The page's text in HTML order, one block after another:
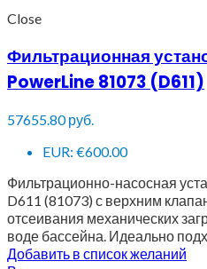
Close
Фильтрационная
PowerLine 81073 (D611)
57655.80руб.
EUR: €600.00
Фильтрационно-насосная
D611 (81073) с верхним
отсеивания механических
воде бассейна. Идеально
Добавить в список желаний